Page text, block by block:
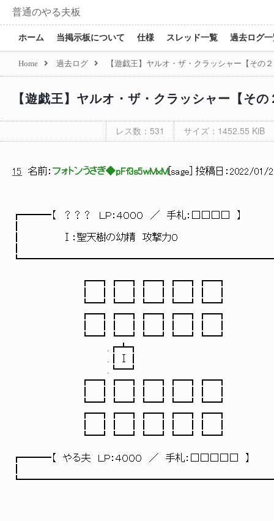
普通のやる夫板
ホーム 当掲示板について 仕様 スレッド一覧 過去ログ
Home 過去ログ 【遊戯王】ヤルオ・ザ・クラッシャー【その
【遊戯王】ヤルオ・ザ・クラッシャー【その
レス数：531 サイズ：1452.55 KiB
15 名前： フォトンうさぎ◆pFf3s5wMxM sage ] 投稿日： 2022/01/
┏━━━【 ？？？ ＬＰ：４０００ ／ 手札：□□□□ 】
┃ Ⅰ：聖天樹の幼精 攻撃力０
┏━┓┏━┓┏━┓┏━┓┏━┓
┗━┛┗━┛┗━┛┗━┛┗━┛
┏━┓┏━┓┏━┓┏━┓┏━┓
┗━┛┗━┛┗━┛┗━┛┗━┛
.┏┻┓
.┗━┛
┏━┓┏━┓┏━┓┏━┓┏━┓
┗━┛┗━┛┗━┛┗━┛┗━┛
┏━┓┏━┓┏━┓┏━┓┏━┓
┗━┛┗━┛┗━┛┗━┛┗━┛
┏━━━【 やる夫 ＬＰ：４０００ ／ 手札：□□□□□ 】